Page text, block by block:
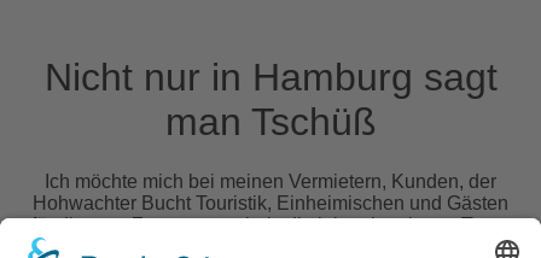
Nicht nur in Hamburg sagt
man Tschüß
Ich möchte mich bei meinen Vermietern, Kunden, der
Hohwachter Bucht Touristik, Einheimischen und Gästen
für die gute Zusammenarbeit, die jahrzehntelange Treue
und dem Interesse an meinem Portal Ostseekueste.de